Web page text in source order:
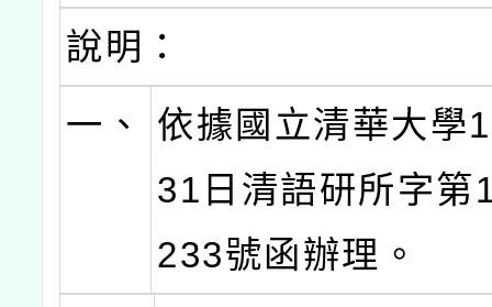
說明：
一、
依據國立清華大學
31日清語研所字第
233號函辦理。